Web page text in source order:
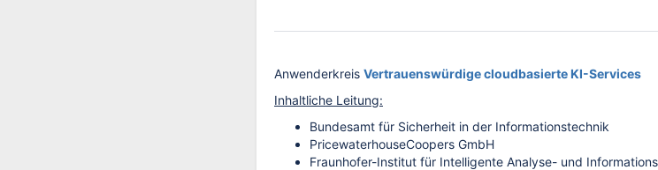
Anwenderkreis Vertrauenswürdige cloudbasierte KI-Services
Inhaltliche Leitung:
Bundesamt für Sicherheit in der Informationstechnik
PricewaterhouseCoopers GmbH
Fraunhofer-Institut für Intelligente Analyse- und